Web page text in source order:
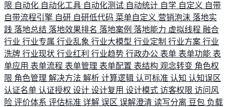
限 自动化 自动化工具 自动化测试 自动统计 自学 自定义 自带
自带流程引擎 自研 自研低代码 菜单自定义 营销泡沫 落地实
践 落地总结 落地效果排名 落地案例 落地能力 虚拟线程 融合
行业 行业专属 行业乱象 行业大模型 行业定制 行业方案 行业
洗牌 行业现状 行业红利 行业趋势 行政办公 表单 表单功能 表
单应用 表单流程 表单管理 表单配置 表结构 观念转变 角色权
限 角色管理 解决方法 解析 计算逻辑 认可标准 认知 认知误区
认证名单 认证授权 设计 设计复用 设计模式 访客权限 访问风
险 评价体系 评估标准 详解 误区 误解澄清 读写分离 豆包 负载